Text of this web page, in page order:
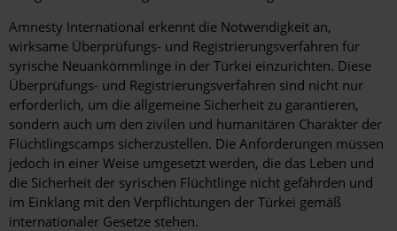
Amnesty International erkennt die Notwendigkeit an,
wirksame Überprüfungs- und Registrierungsverfahren für
syrische Neuankömmlinge in der Türkei einzurichten. Diese
Überprüfungs- und Registrierungsverfahren sind nicht nur
erforderlich, um die allgemeine Sicherheit zu garantieren,
sondern auch um den zivilen und humanitären Charakter der
Flüchtlingscamps sicherzustellen. Die Anforderungen müssen
jedoch in einer Weise umgesetzt werden, die das Leben und
die Sicherheit der syrischen Flüchtlinge nicht gefährden und
im Einklang mit den Verpflichtungen der Türkei gemäß
internationaler Gesetze stehen.